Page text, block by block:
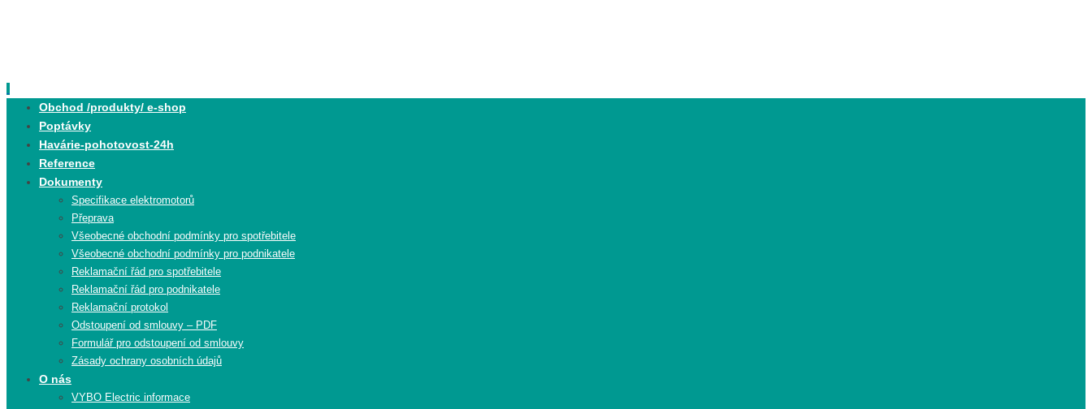
content
Obchod /produkty/ e-shop
Poptávky
Havárie-pohotovost-24h
Reference
Dokumenty
Specifikace elektromotorů
Přeprava
Všeobecné obchodní podmínky pro spotřebitele
Všeobecné obchodní podmínky pro podnikatele
Reklamační řád pro spotřebitele
Reklamační řád pro podnikatele
Reklamační protokol
Odstoupení od smlouvy – PDF
Formulář pro odstoupení od smlouvy
Zásady ochrany osobních údajů
O nás
VYBO Electric informace